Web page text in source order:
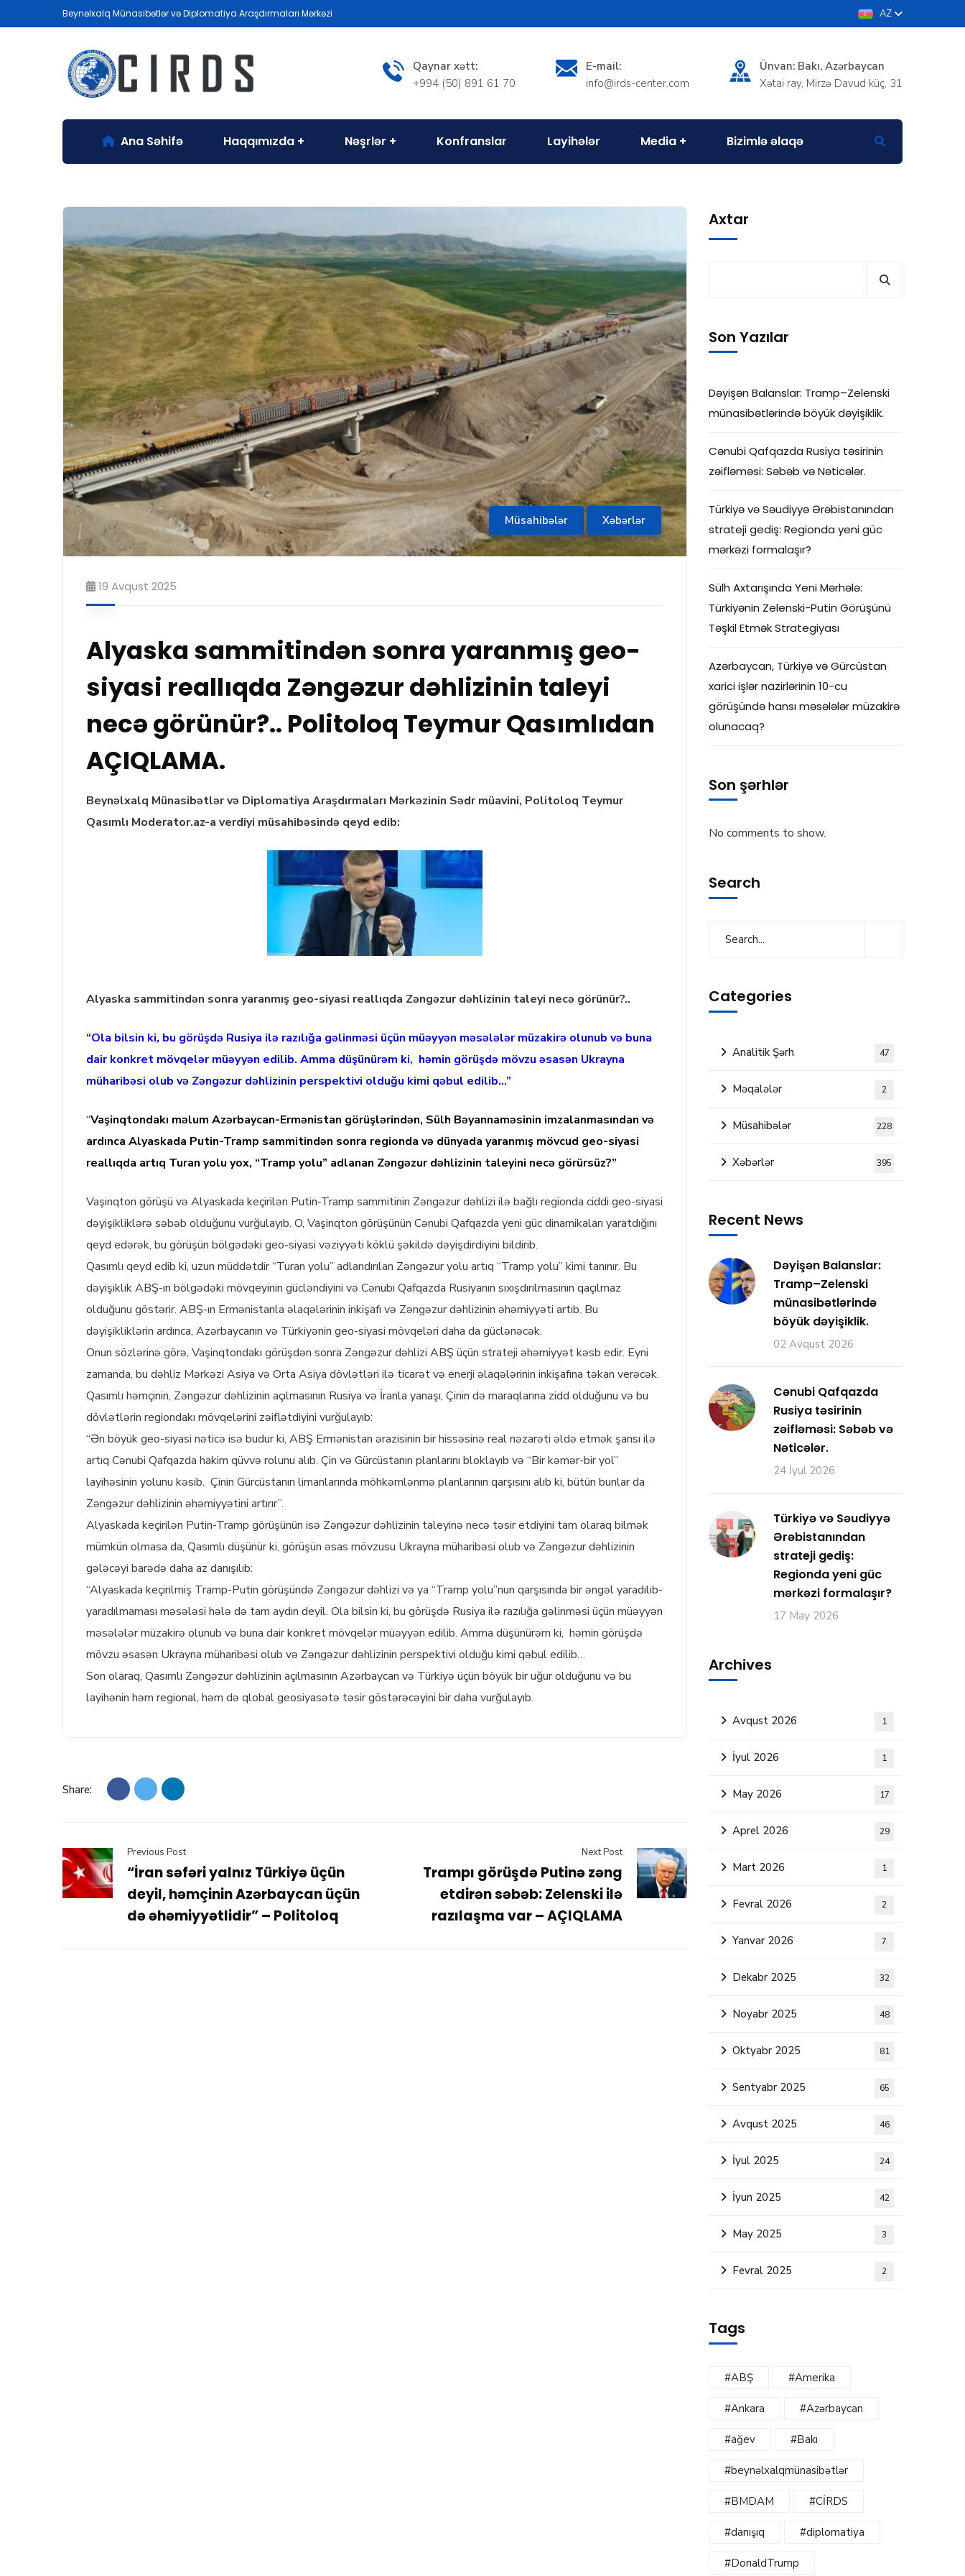
Beynəlxalq Münasibətlər və Diplomatiya Araşdırmaları Mərkəzi AZ
Qaynar xətt:
+994 (50) 891 61 70
E-mail:
info@irds-center.com
Ünvan: Bakı, Azərbaycan
Xətai ray, Mirzə Davud küç, 31
Ana Səhifə Haqqımızda Nəşrlər Konfranslar Layihələr Media Bizimlə əlaqə
Müsahibələr Xəbərlər
19 Avqust 2025
Alyaska sammitindən sonra yaranmış geo-
siyasi reallıqda Zəngəzur dəhlizinin taleyi
necə görünür?.. Politoloq Teymur Qasımlıdan
AÇIQLAMA.
Beynəlxalq Münasibətlər və Diplomatiya Araşdırmaları Mərkəzinin Sədr müavini, Politoloq Teymur
Qasımlı Moderator.az-a verdiyi müsahibəsində qeyd edib:
Alyaska sammitindən sonra yaranmış geo-siyasi reallıqda Zəngəzur dəhlizinin taleyi necə görünür?..
“Ola bilsin ki, bu görüşdə Rusiya ilə razılığa gəlinməsi üçün müəyyən məsələlər müzakirə olunub və buna
dair konkret mövqelər müəyyən edilib. Amma düşünürəm ki, həmin görüşdə mövzu əsasən Ukrayna
müharibəsi olub və Zəngəzur dəhlizinin perspektivi olduğu kimi qəbul edilib…”
“Vaşinqtondakı məlum Azərbaycan-Ermənistan görüşlərindən, Sülh Bəyannaməsinin imzalanmasından və
ardınca Alyaskada Putin-Tramp sammitindən sonra regionda və dünyada yaranmış mövcud geo-siyasi
reallıqda artıq Turan yolu yox, “Tramp yolu” adlanan Zəngəzur dəhlizinin taleyini necə görürsüz?”
Vaşinqton görüşü və Alyaskada keçirilən Putin-Tramp sammitinin Zəngəzur dəhlizi ilə bağlı regionda ciddi geo-siyasi
dəyişikliklərə səbəb olduğunu vurğulayıb. O, Vaşinqton görüşünün Cənubi Qafqazda yeni güc dinamikaları yaratdığını
qeyd edərək, bu görüşün bölgədəki geo-siyasi vəziyyəti köklü şəkildə dəyişdirdiyini bildirib.
Qasımlı qeyd edib ki, uzun müddətdir “Turan yolu” adlandırılan Zəngəzur yolu artıq “Tramp yolu” kimi tanınır. Bu
dəyişiklik ABŞ-ın bölgədəki mövqeyinin gücləndiyini və Cənubi Qafqazda Rusiyanın sıxışdırılmasının qaçılmaz
olduğunu göstərir. ABŞ-ın Ermənistanla əlaqələrinin inkişafı və Zəngəzur dəhlizinin əhəmiyyəti artıb. Bu
dəyişikliklərin ardınca, Azərbaycanın və Türkiyənin geo-siyasi mövqeləri daha da güclənəcək.
Onun sözlərinə görə, Vaşinqtondakı görüşdən sonra Zəngəzur dəhlizi ABŞ üçün strateji əhəmiyyət kəsb edir. Eyni
zamanda, bu dəhliz Mərkəzi Asiya və Orta Asiya dövlətləri ilə ticarət və enerji əlaqələrinin inkişafına təkan verəcək.
Qasımlı həmçinin, Zəngəzur dəhlizinin açılmasının Rusiya və İranla yanaşı, Çinin də maraqlarına zidd olduğunu və bu
dövlətlərin regiondakı mövqelərini zəiflətdiyini vurğulayıb:
“Ən böyük geo-siyasi nəticə isə budur ki, ABŞ Ermənistan ərazisinin bir hissəsinə real nəzarəti əldə etmək şansı ilə
artıq Cənubi Qafqazda hakim qüvvə rolunu alıb. Çin və Gürcüstanın planlarını bloklayıb və “Bir kəmər-bir yol”
layihəsinin yolunu kəsib. Çinin Gürcüstanın limanlarında möhkəmlənmə planlarının qarşısını alıb ki, bütün bunlar da
Zəngəzur dəhlizinin əhəmiyyətini artırır”.
Alyaskada keçirilən Putin-Tramp görüşünün isə Zəngəzur dəhlizinin taleyinə necə təsir etdiyini tam olaraq bilmək
mümkün olmasa da, Qasımlı düşünür ki, görüşün əsas mövzusu Ukrayna müharibəsi olub və Zəngəzur dəhlizinin
gələcəyi barədə daha az danışılıb:
“Alyaskada keçirilmiş Tramp-Putin görüşündə Zəngəzur dəhlizi və ya “Tramp yolu”nun qarşısında bir əngəl yaradılıb-
yaradılmaması məsələsi hələ də tam aydın deyil. Ola bilsin ki, bu görüşdə Rusiya ilə razılığa gəlinməsi üçün müəyyən
məsələlər müzakirə olunub və buna dair konkret mövqelər müəyyən edilib. Amma düşünürəm ki, həmin görüşdə
mövzu əsasən Ukrayna müharibəsi olub və Zəngəzur dəhlizinin perspektivi olduğu kimi qəbul edilib…
Son olaraq, Qasımlı Zəngəzur dəhlizinin açılmasının Azərbaycan və Türkiyə üçün böyük bir uğur olduğunu və bu
layihənin həm regional, həm də qlobal geosiyasətə təsir göstərəcəyini bir daha vurğulayıb.
Share:
Previous Post
“İran səfəri yalnız Türkiyə üçün
deyil, həmçinin Azərbaycan üçün
də əhəmiyyətlidir” – Politoloq
Next Post
Trampı görüşdə Putinə zəng
etdirən səbəb: Zelenski ilə
razılaşma var – AÇIQLAMA
Axtar
Son Yazılar
Dəyişən Balanslar: Tramp–Zelenski
münasibətlərində böyük dəyişiklik.
Cənubi Qafqazda Rusiya təsirinin
zəifləməsi: Səbəb və Nəticələr.
Türkiyə və Səudiyyə Ərəbistanından
strateji gediş: Regionda yeni güc
mərkəzi formalaşır?
Sülh Axtarışında Yeni Mərhələ:
Türkiyənin Zelenski-Putin Görüşünü
Təşkil Etmək Strategiyası
Azərbaycan, Türkiyə və Gürcüstan
xarici işlər nazirlərinin 10-cu
görüşündə hansı məsələlər müzakirə
olunacaq?
Son şərhlər
No comments to show.
Search
Categories
Analitik Şərh 47
Məqalələr 2
Müsahibələr 228
Xəbərlər 395
Recent News
Dəyişən Balanslar:
Tramp–Zelenski
münasibətlərində
böyük dəyişiklik.
02 Avqust 2026
Cənubi Qafqazda
Rusiya təsirinin
zəifləməsi: Səbəb və
Nəticələr.
24 İyul 2026
Türkiyə və Səudiyyə
Ərəbistanından
strateji gediş:
Regionda yeni güc
mərkəzi formalaşır?
17 May 2026
Archives
Avqust 2026 1
İyul 2026 1
May 2026 17
Aprel 2026 29
Mart 2026 1
Fevral 2026 2
Yanvar 2026 7
Dekabr 2025 32
Noyabr 2025 48
Oktyabr 2025 81
Sentyabr 2025 65
Avqust 2025 46
İyul 2025 24
İyun 2025 42
May 2025 3
Fevral 2025 2
Tags
#ABŞ #Amerika
#Ankara #Azərbaycan
#ağev #Bakı
#beynəlxalqmünasibətlər
#BMDAM #CİRDS
#danışıq #diplomatiya
#DonaldTrump